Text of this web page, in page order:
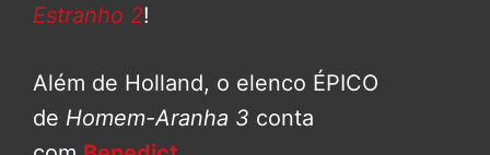
Estranho 2!
Além de Holland, o elenco ÉPICO
de Homem-Aranha 3 conta